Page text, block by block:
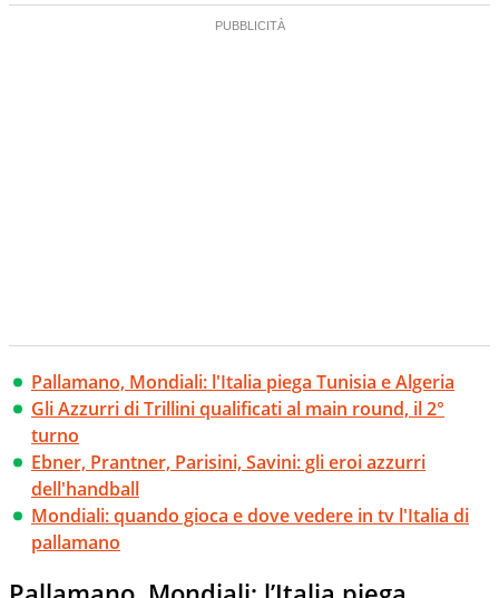
Pallamano, Mondiali: l'Italia piega Tunisia e Algeria
Gli Azzurri di Trillini qualificati al main round, il 2°
turno
Ebner, Prantner, Parisini, Savini: gli eroi azzurri
dell'handball
Mondiali: quando gioca e dove vedere in tv l'Italia di
pallamano